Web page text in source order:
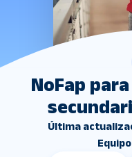
NoFap
Última